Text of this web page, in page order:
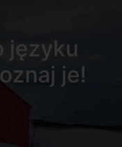
języku
je!